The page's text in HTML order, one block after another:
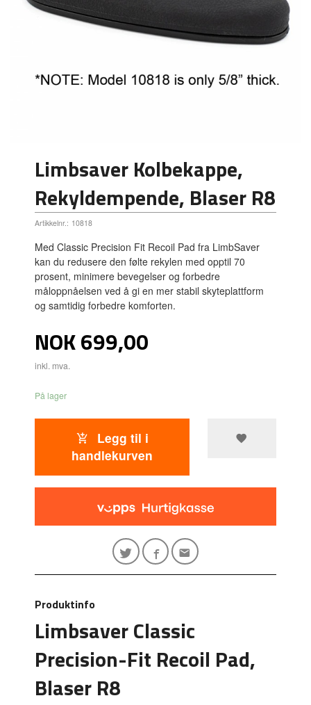
Limbsaver Kolbekappe,
Rekyldempende, Blaser R8
Artikkelnr.: 10818
Med Classic Precision Fit Recoil Pad fra LimbSaver
kan du redusere den følte rekylen med opptil 70
prosent, minimere bevegelser og forbedre
måloppnåelsen ved å gi en mer stabil skyteplattform
og samtidig forbedre komforten.
Pris
NOK699,00
inkl. mva.
På lager
Legg til i
handlekurven
Produktinfo
Limbsaver Classic
Precision-Fit Recoil Pad,
Blaser R8